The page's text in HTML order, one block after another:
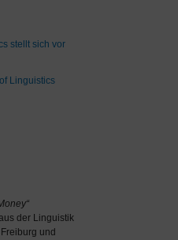
stellt sich vor
Linguistics
der Linguistik
und